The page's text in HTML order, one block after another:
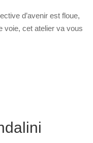
d’avenir est floue,
voie, cet atelier va vous